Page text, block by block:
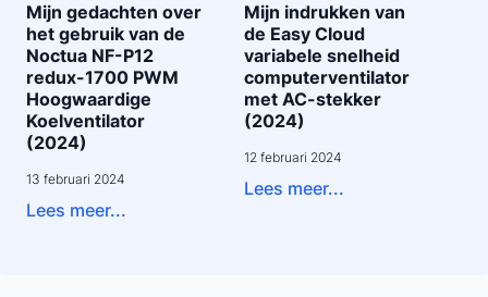
Mijn gedachten over
het gebruik van de
Noctua NF-P12
redux-1700 PWM
Hoogwaardige
Koelventilator
(2024)
13 februari 2024
Lees meer...
Mijn indrukken van
de Easy Cloud
variabele snelheid
computerventilator
met AC-stekker
(2024)
12 februari 2024
Lees meer...